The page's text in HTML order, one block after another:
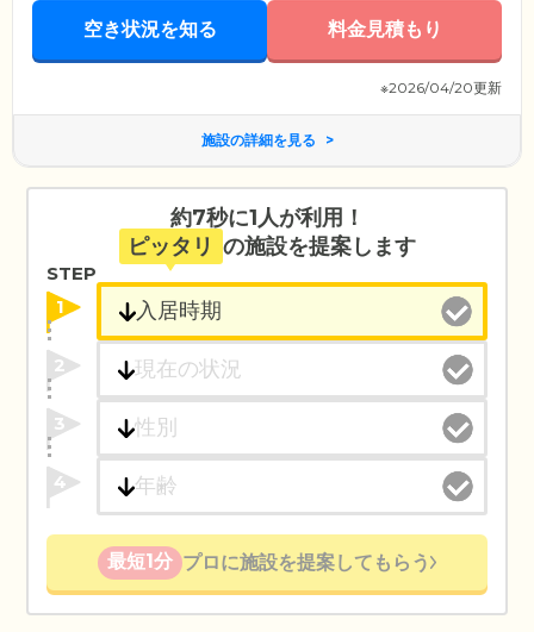
空き状況を知る 料金見積もり
※2026/04/20更新
施設の詳細を見る
約7秒に1人が利用！
ピッタリ の施設を提案します
STEP
1
2
3
4
最短1分 プロに施設を提案してもらう